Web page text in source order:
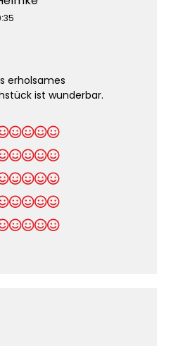
erholsames
ist wunderbar.